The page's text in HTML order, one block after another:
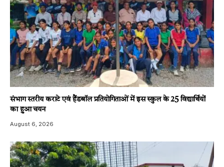
संभाग स्तरीय कराटे एवं हैंडबॉल प्रतियोगिताओं में इस स्कुल के 25 विद्यार्थियों
का हुआ चयन
August 6, 2026